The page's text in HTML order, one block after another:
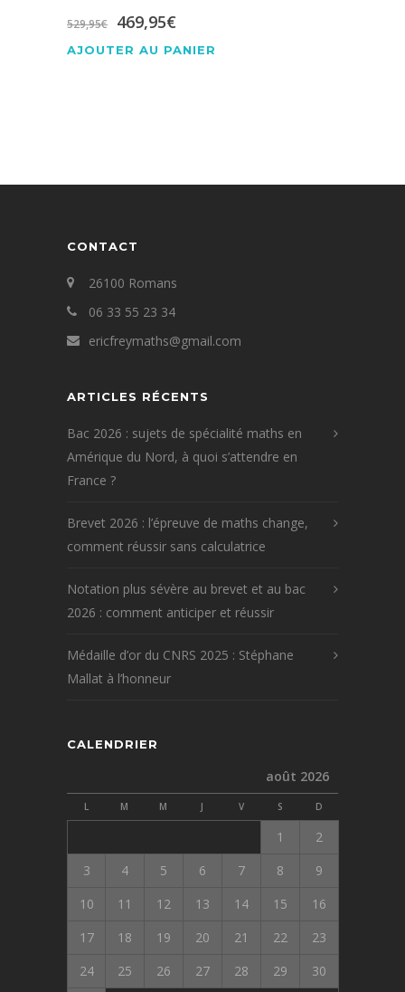
529,95€
Le
prix
469,95€Le
prix
AJOUTER AU PANIER
CONTACT
26100 Romans
06 33 55 23 34
ericfreymaths@gmail.com
ARTICLES RÉCENTS
Bac 2026 : sujets de spécialité maths en
Amérique du Nord, à quoi s’attendre en
France ?
Brevet 2026 : l’épreuve de maths change,
comment réussir sans calculatrice
Notation plus sévère au brevet et au bac
2026 : comment anticiper et réussir
Médaille d’or du CNRS 2025 : Stéphane
Mallat à l’honneur
CALENDRIER
août 2026
L M M J V S D
1
2
3
4 5 6 7 8
9
10
11 12 13 14 15
16
17
18 19 20 21 22
23
24
25 26 27 28 29 30